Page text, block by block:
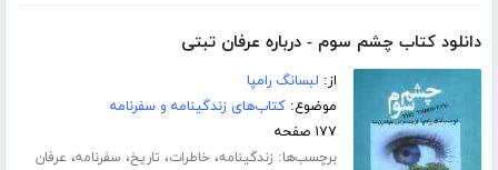
دانلود کتاب چشم سوم - درباره عرفان تبتی
از: لبسانگ رامپا
موضوع:کتاب‌های زندگینامه و سفرنامه
۱۷۷ صفحه
برچسب‌ها: زندگینامه، خاطرات، تاریخ، سفرنامه، عرفان